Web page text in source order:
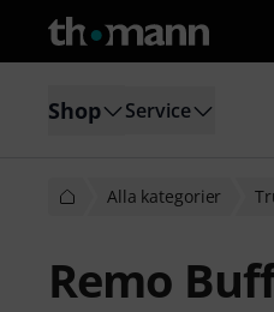
Shop Service
Alla kategorier
Remo